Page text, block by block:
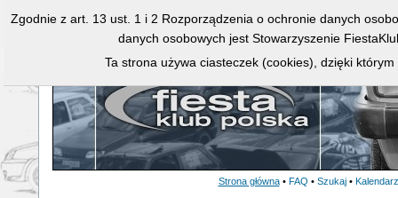
Strona główna • FAQ • Szukaj • Kalendarz
Zgodnie z art. 13 ust. 1 i 2 Rozporządzenia o ochronie danych
danych osobowych jest Stowarzyszenie
Ta strona używa ciasteczek (cookies), dzięki